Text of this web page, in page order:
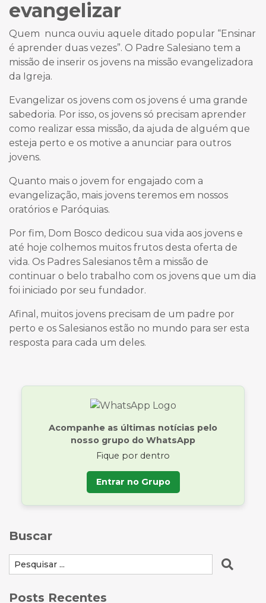
evangelizar
Quem nunca ouviu aquele ditado popular “Ensinar
é aprender duas vezes”. O Padre Salesiano tem a
missão de inserir os jovens na missão evangelizadora
da Igreja.
Evangelizar os jovens com os jovens é uma grande
sabedoria. Por isso, os jovens só precisam aprender
como realizar essa missão, da ajuda de alguém que
esteja perto e os motive a anunciar para outros
jovens.
Quanto mais o jovem for engajado com a
evangelização, mais jovens teremos em nossos
oratórios e Paróquias.
Por fim, Dom Bosco dedicou sua vida aos jovens e
até hoje colhemos muitos frutos desta oferta de
vida. Os Padres Salesianos têm a missão de
continuar o belo trabalho com os jovens que um dia
foi iniciado por seu fundador.
Afinal, muitos jovens precisam de um padre por
perto e os Salesianos estão no mundo para ser esta
resposta para cada um deles.
Acompanhe as últimas notícias pelo
nosso grupo do WhatsApp
Fique por dentro
Entrar no Grupo
Buscar
Posts Recentes